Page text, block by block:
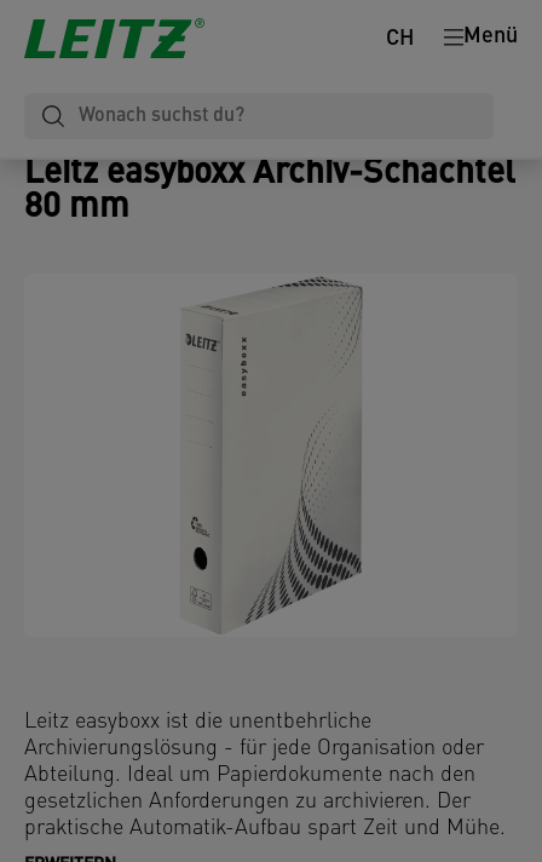
Menü
CH
Leitz easyboxx Archiv-Schachtel
80 mm
Leitz easyboxx ist die unentbehrliche
Archivierungslösung - für jede Organisation oder
Abteilung. Ideal um Papierdokumente nach den
gesetzlichen Anforderungen zu archivieren. Der
praktische Automatik-Aufbau spart Zeit und Mühe.
Keine Anleitung nötig. Mit nur wenigen Handgriffen